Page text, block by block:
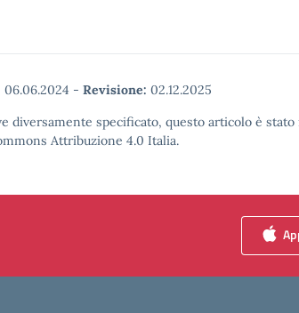
06.06.2024 - Revisione: 02.12.2025
diversamente specificato, questo articolo è
Attribuzione 4.0 Italia.